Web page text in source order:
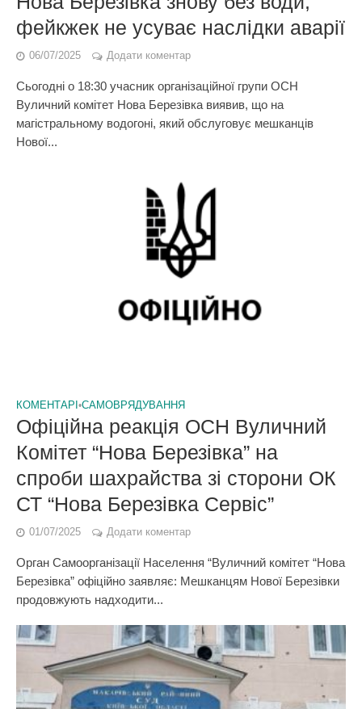
фейкжек не усуває наслідки аварії
06/07/2025 Додати коментар
Сьогодні о 18:30 учасник організаційної групи ОСН
Вуличний комітет Нова Березівка виявив, що на
магістральному водогоні, який обслуговує мешканців
Нової...
КОМЕНТАРІ •САМОВРЯДУВАННЯ
Офіційна реакція ОСН Вуличний
Комітет “Нова Березівка” на
спроби шахрайства зі сторони ОК
СТ “Нова Березівка Сервіс”
01/07/2025 Додати коментар
Орган Самоорганізації Населення “Вуличний комітет “Нова
Березівка” офіційно заявляє: Мешканцям Нової Березівки
продовжують надходити...